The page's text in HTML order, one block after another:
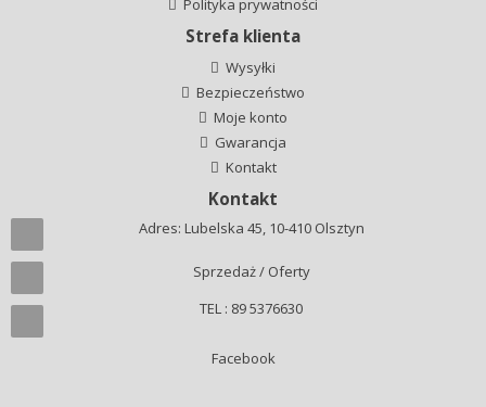
Polityka prywatności
Strefa klienta
Wysyłki
Bezpieczeństwo
Moje konto
Gwarancja
Kontakt
Kontakt
Adres: Lubelska 45, 10-410 Olsztyn
Sprzedaż / Oferty
TEL : 89 5376630
Facebook